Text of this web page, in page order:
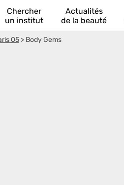
Chercher
un institut
Actualités
de la beauté
05 > Body Gems